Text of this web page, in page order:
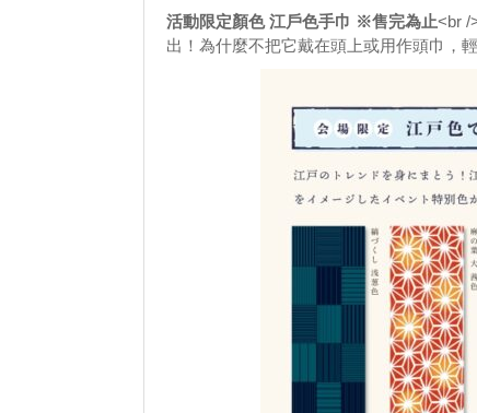
活動限定顏色 江戶色手巾 ※售完為止<br /
出！為什麼不把它戴在頭上或用作頭巾，